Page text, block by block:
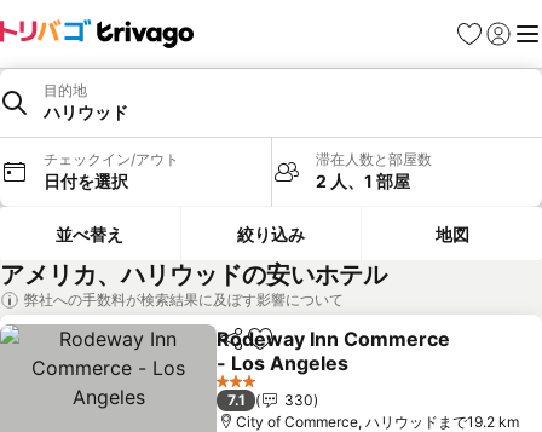
お気に入り
ログイ
メ
目的地
ハリウッド
チェックイン/アウト
日付を選択
滞在人数と部屋数
2 人、1 部屋
並べ替え 絞り込み 地図
アメリカ、ハリウッドの安いホテル
弊社への手数料が検索結果に及ぼす影響について
シェアお気に入りに追加
Rodeway Inn Commerce
- Los Angeles
料金を表示
3 ホテルのランク
7.1
330
City of Commerce, ハリウッドまで19.2 km